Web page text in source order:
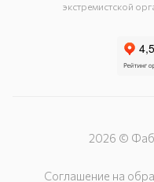
экстремистской
2026 ©
Соглашение на